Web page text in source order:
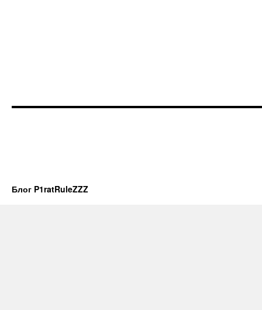
Блог P1ratRuleZZZ